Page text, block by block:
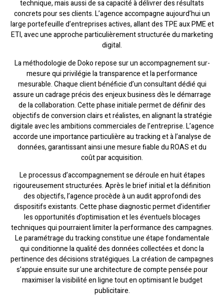
technique, mais aussi de sa capacité à délivrer des résultats
concrets pour ses clients. L’agence accompagne aujourd’hui un
large portefeuille d’entreprises actives, allant des TPE aux PME et
ETI, avec une approche particulièrement structurée du marketing
digital.
La méthodologie de Doko repose sur un accompagnement sur-
mesure qui privilégie la transparence et la performance
mesurable. Chaque client bénéficie d’un consultant dédié qui
assure un cadrage précis des enjeux business dès le démarrage
de la collaboration. Cette phase initiale permet de définir des
objectifs de conversion clairs et réalistes, en alignant la stratégie
digitale avec les ambitions commerciales de l’entreprise. L’agence
accorde une importance particulière au tracking et à l’analyse de
données, garantissant ainsi une mesure fiable du ROAS et du
coût par acquisition.
Le processus d’accompagnement se déroule en huit étapes
rigoureusement structurées. Après le brief initial et la définition
des objectifs, l’agence procède à un audit approfondi des
dispositifs existants. Cette phase diagnostic permet d’identifier
les opportunités d’optimisation et les éventuels blocages
techniques qui pourraient limiter la performance des campagnes.
Le paramétrage du tracking constitue une étape fondamentale
qui conditionne la qualité des données collectées et donc la
pertinence des décisions stratégiques. La création de campagnes
s’appuie ensuite sur une architecture de compte pensée pour
maximiser la visibilité en ligne tout en optimisant le budget
publicitaire.